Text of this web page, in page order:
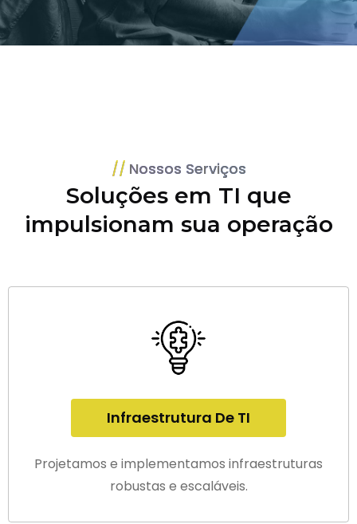
Nossos Serviços
Soluções em TI que
impulsionam sua operação
Infraestrutura De TI
Projetamos e implementamos infraestruturas
robustas e escaláveis.